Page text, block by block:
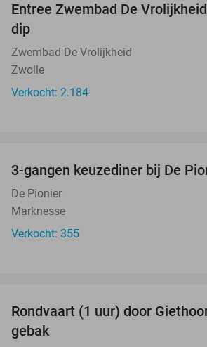
Entree Zwembad De
dip
Zwembad De Vrolijkheid
Zwolle
Verkocht: 2.184
3-gangen keuzediner bij De
De Pionier
Marknesse
Verkocht: 355
Rondvaart (1 uur) door
gebak